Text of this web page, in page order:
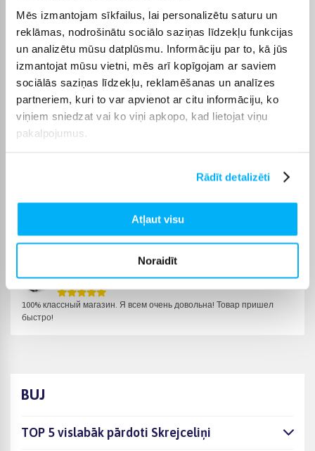
Mēs izmantojam sīkfailus, lai personalizētu saturu un
reklāmas, nodrošinātu sociālo saziņas līdzekļu funkcijas
un analizētu mūsu datplūsmu. Informāciju par to, kā jūs
izmantojat mūsu vietni, mēs arī kopīgojam ar saviem
sociālās saziņas līdzekļu, reklamēšanas un analīzes
partneriem, kuri to var apvienot ar citu informāciju, ko
viņiem sniedzat vai ko viņi apkopo, kad lietojat viņu
pakalpojumus.
Rādīt detalizēti
Atļaut visu
Noraidīt
piemērotu apmaksas veidu. Pasūtījumi tiek piegādāti visā
Latvijā: piegāde uz pakomātiem maksā no 2,99 €, bet
pasūtījumiem virs 499 € piegāde uz pakomātu ir bez maksas;
kurjera piegādes cena sākas no 3,99 €. Precīzs katras preces
piegādes termiņš tiek norādīts konkrētās preces lapā.
Izvēloties piemērotu preci no kategorijas Skrejceliņi, varēsiet
saņemt pasūtījumu jums ērtā veidā. BIGBOX.LV parūpēsies, lai
izvēlētā prece tiktu piegādāta norādītajā termiņā un pirkumu
Pircēju atsauksmes par precēm
100% классный магазин. Я всем очень довольна! Товар пришел
быстро!
BUJ
TOP 5 vislabāk pārdoti Skrejceliņi